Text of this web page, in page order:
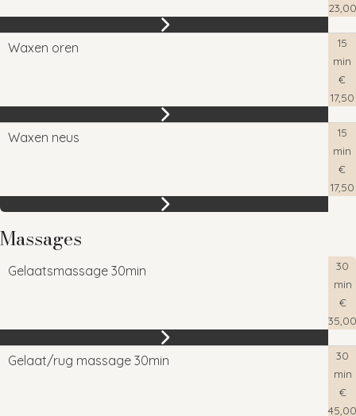
23,00
Waxen oren
15
min
€
17,50
Waxen neus
15
min
€
17,50
Massages
Gelaatsmassage 30min
30
min
€
35,00
Gelaat/rug massage 30min
30
min
€
45,00